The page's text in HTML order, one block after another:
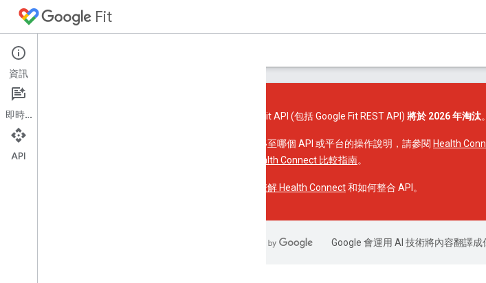
Fit
簡介
平台總覽
Google Fit API (包括 Google Fit REST API) 將於 2026 年淘汰
如需遷移至哪個 API 或平台的操作說明，請參閱 Health
Health Connect 比較指南。
進一步瞭解 Health Connect和如何整合 API。
Google 會運用 AI 技術將內容翻譯成
資訊
即時通訊
API